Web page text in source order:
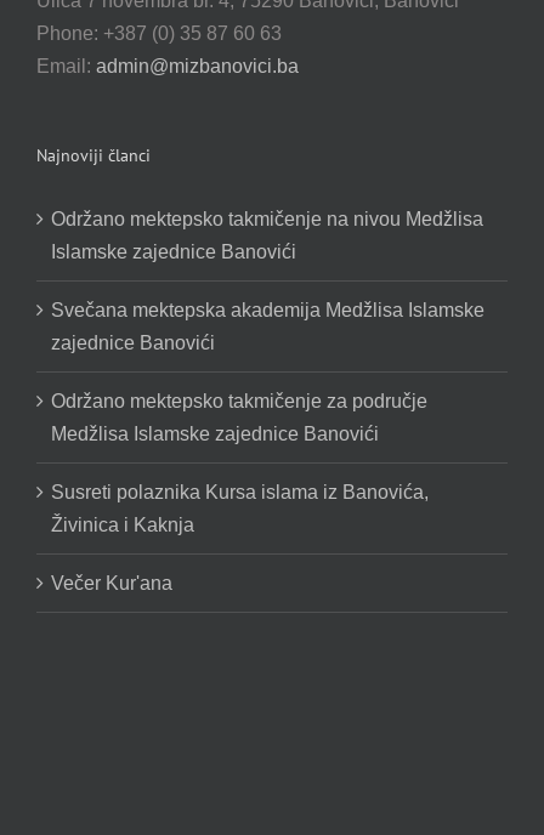
Phone: +387 (0) 35 87 60 63
Email: admin@mizbanovici.ba
Najnoviji članci
Održano mektepsko takmičenje na nivou Medžlisa
Islamske zajednice Banovići
Svečana mektepska akademija Medžlisa Islamske
zajednice Banovići
Održano mektepsko takmičenje za područje
Medžlisa Islamske zajednice Banovići
Susreti polaznika Kursa islama iz Banovića,
Živinica i Kaknja
Večer Kur'ana